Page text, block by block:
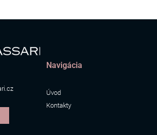
Navigácia
Úvod
Kontakty